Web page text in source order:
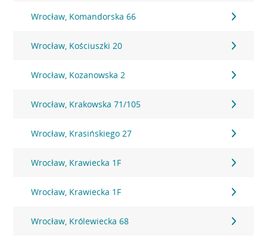
Wrocław, Komandorska 66
Wrocław, Kościuszki 20
Wrocław, Kozanowska 2
Wrocław, Krakowska 71/105
Wrocław, Krasińskiego 27
Wrocław, Krawiecka 1F
Wrocław, Krawiecka 1F
Wrocław, Królewiecka 68